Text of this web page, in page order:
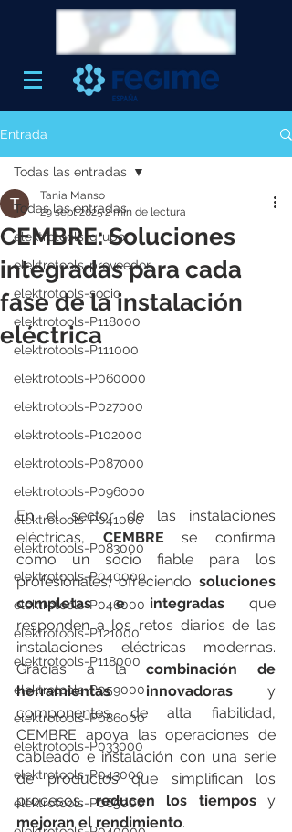
Entrada
Todas las entradas
elektrotools-grupo
elektrotools-proveedor
elektrotools-socio
elektrotools-P118000
elektrotools-P111000
elektrotools-P060000
elektrotools-P027000
elektrotools-P102000
elektrotools-P087000
elektrotools-P096000
elektrotools-P041000
elektrotools-P083000
elektrotools-P040000
elektrotools-P046000
elektrotools-P121000
elektrotools-P118000
elektrotools-P059000
elektrotools-P086000
elektrotools-P033000
elektrotools-P043000
elektrotools-P065000
Todas las entradas
CEMBRE: Soluciones
integradas para cada
fase de la instalación
eléctrica
Tania Manso
29 sept 20252 min de lectura
En el sector de las instalaciones
eléctricas, CEMBRE se confirma
como un socio fiable para los
profesionales, ofreciendo soluciones
completas e integradas que
responden a los retos diarios de las
instalaciones eléctricas modernas.
Gracias a la combinación de
herramientas innovadoras y
componentes de alta fiabilidad,
CEMBRE apoya las operaciones de
cableado e instalación con una serie
de productos que simplifican los
procesos, reducen los tiempos
mejoran el rendimiento.